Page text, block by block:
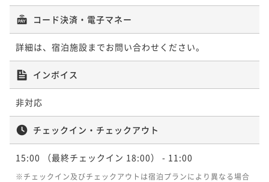
コード決済・電子マネー
詳細は、宿泊施設までお問い合わせください。
インボイス
非対応
チェックイン・チェックアウト
15:00 （最終チェックイン 18:00） - 11:00
※チェックイン及びチェックアウトは宿泊プランにより異なる場合